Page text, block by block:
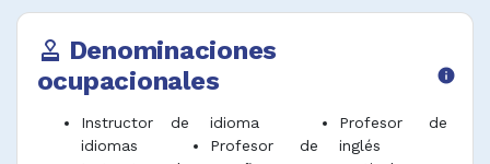
approval Denominaciones
ocupacionales
info
Instructor de
idiomas
idioma
Profesor de
Profesor de
inglés